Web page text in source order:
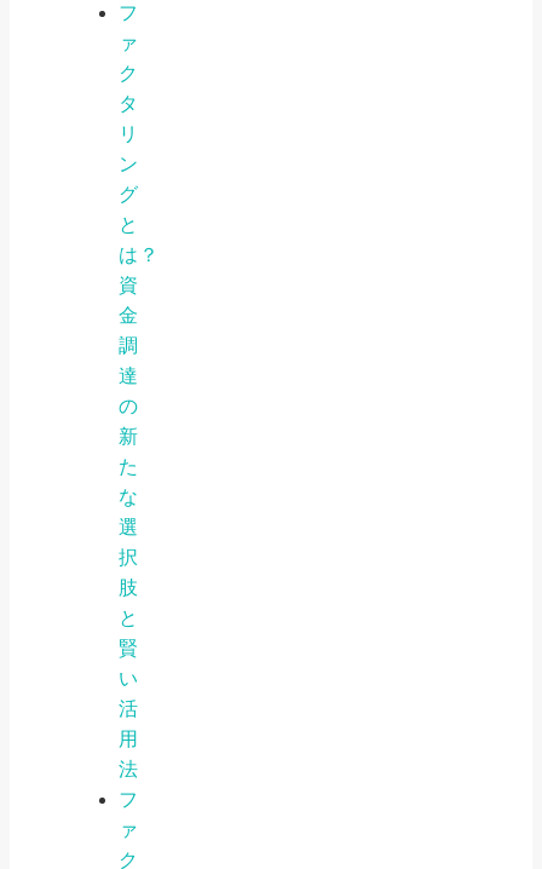
フ
ァ
ク
タ
リ
ン
グ
と
は？
資
金
調
達
の
新
た
な
選
択
肢
と
賢
い
活
用
法
フ
ァ
ク